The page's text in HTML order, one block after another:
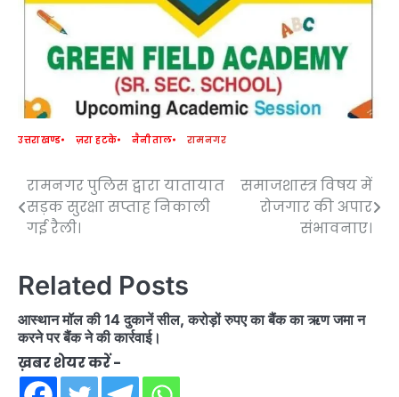
उत्तराखण्ड ज़रा हटके नैनीताल रामनगर
Post
navigation
रामनगर पुलिस द्वारा यातायात
सड़क सुरक्षा सप्ताह निकाली
गई रैली।
समाजशास्त्र विषय में
रोजगार की अपार
संभावनाए।
Related Posts
आस्थान मॉल की 14 दुकानें सील, करोड़ों रुपए का बैंक का ऋण जमा न
करने पर बैंक ने की कार्रवाई।
ख़बर शेयर करें -